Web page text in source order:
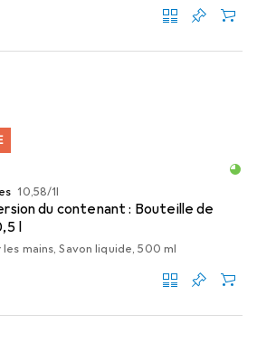
EUR
10,58/1l
du contenant : Bouteille de
l
mains, Savon liquide, 500 ml